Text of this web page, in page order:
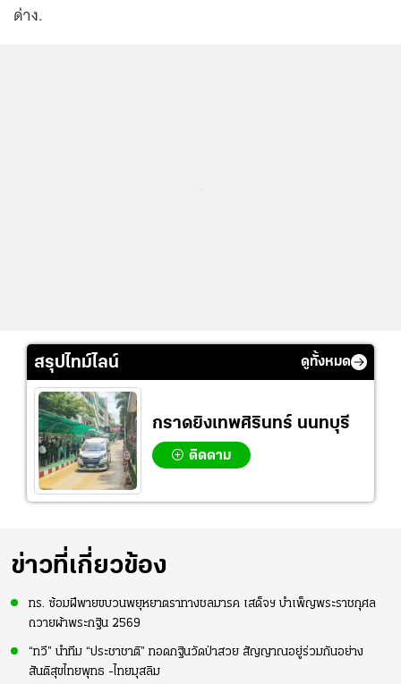
ด่าง.
สรุปไทม์ไลน์ ดูทั้งหมด
กราดยิงเทพศิรินทร์ นนทบุรี
ติดตาม
ข่าวที่เกี่ยวข้อง
ทร. ซ้อมฝีพายขบวนพยุหยาตราทางชลมารค เสด็จฯ บำเพ็ญพระราชกุศล
ถวายผ้าพระกฐิน 2569
“ทวี” นำทีม “ประชาชาติ” ทอดกฐินวัดป่าสวย สัญญาณอยู่ร่วมกันอย่าง
สันติสุขไทยพุทธ -ไทยมุสลิม